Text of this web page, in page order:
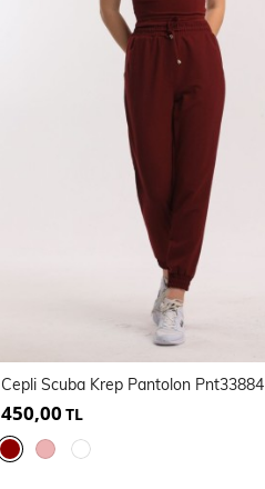
Cepli Scuba Krep Pantolon Pnt33884
450,00 TL